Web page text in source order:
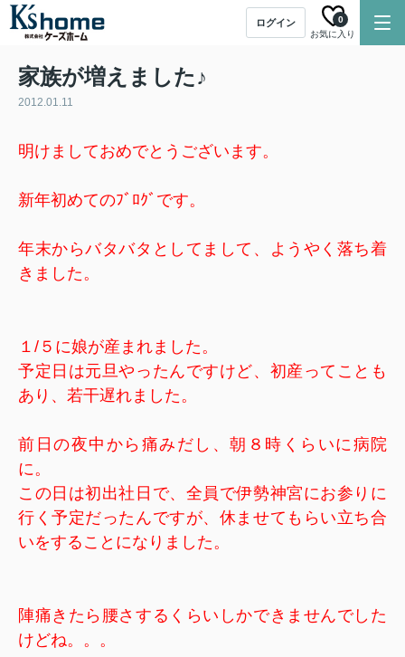
ログイン
お気に入り
0
家族が増えました♪
2012.01.11
明けましておめでとうございます。
新年初めてのﾌﾞﾛｸﾞです。
年末からバタバタとしてまして、ようやく落ち着
きました。
１/５に娘が産まれました。
予定日は元旦やったんですけど、初産ってことも
あり、若干遅れました。
前日の夜中から痛みだし、朝８時くらいに病院
に。
この日は初出社日で、全員で伊勢神宮にお参りに
行く予定だったんですが、休ませてもらい立ち合
いをすることになりました。
陣痛きたら腰さするくらいしかできませんでした
けどね。。。